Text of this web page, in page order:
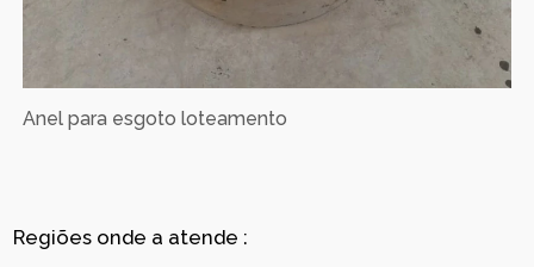
Anel para esgoto loteamento
Regiões onde a atende :